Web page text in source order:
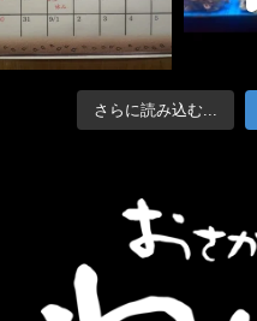
さらに読み込む...